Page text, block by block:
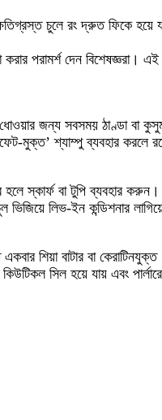
চুলে রং দ্রুত ফিকে হয়ে
পরামর্শ দেন বিশেষজ্ঞরা।
জন্য সবসময় ঠাণ্ডা বা
মুক্ত’ শ্যাম্পু ব্যবহার করলে
হলে স্কার্ফ বা টুপি ব্যবহার
লিভ-ইন কন্ডিশনার
শিয়া বাটার বা
সিল হয়ে যায় এবং